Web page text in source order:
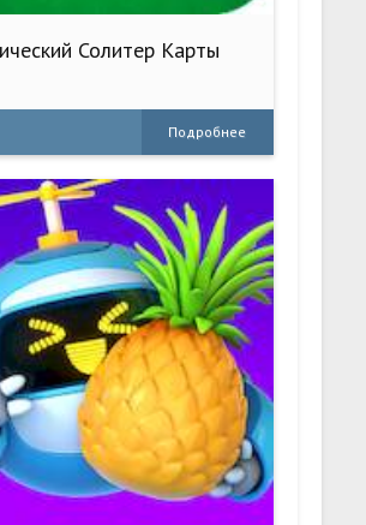
Солитер Карты
Подробнее